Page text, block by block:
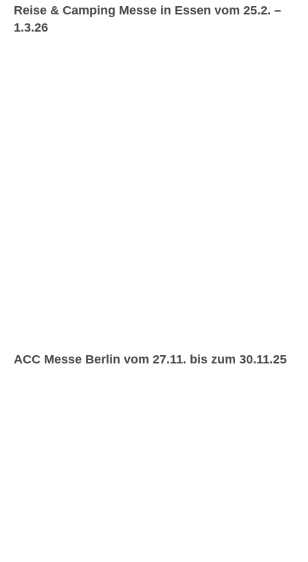
Reise & Camping Messe in Essen vom 25.2. –
1.3.26
ACC Messe Berlin vom 27.11. bis zum 30.11.25